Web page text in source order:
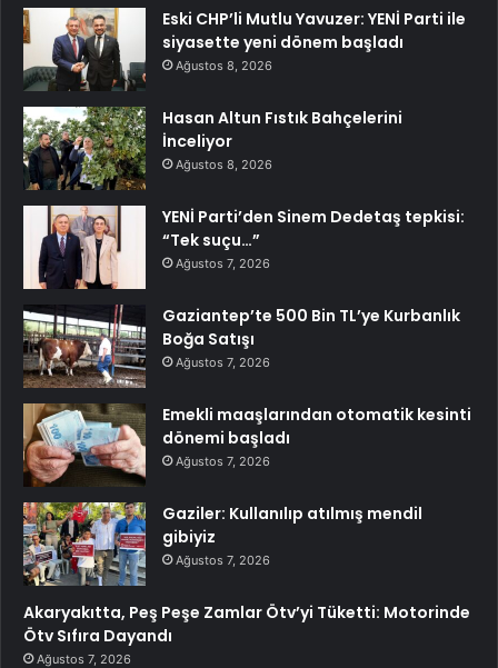
Eski CHP’li Mutlu Yavuzer: YENİ Parti ile
siyasette yeni dönem başladı
Ağustos 8, 2026
Hasan Altun Fıstık Bahçelerini
İnceliyor
Ağustos 8, 2026
YENİ Parti’den Sinem Dedetaş tepkisi:
“Tek suçu…”
Ağustos 7, 2026
Gaziantep’te 500 Bin TL’ye Kurbanlık
Boğa Satışı
Ağustos 7, 2026
Emekli maaşlarından otomatik kesinti
dönemi başladı
Ağustos 7, 2026
Gaziler: Kullanılıp atılmış mendil
gibiyiz
Ağustos 7, 2026
Akaryakıtta, Peş Peşe Zamlar Ötv’yi Tüketti: Motorinde
Ötv Sıfıra Dayandı
Ağustos 7, 2026